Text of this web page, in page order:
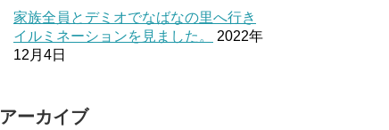
家族全員とデミオでなばなの里へ行き
イルミネーションを見ました。
2022年
12月4日
アーカイブ